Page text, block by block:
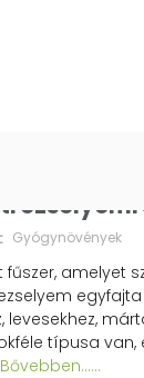
Gyógynövények
amelyet
típusa van,